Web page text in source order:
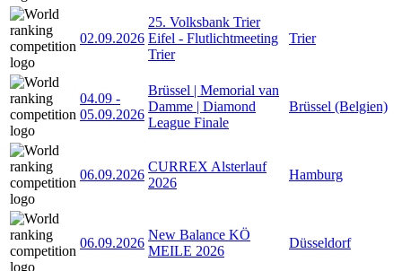
02.09.2026
25. Volksbank Trier
Eifel - Flutlichtmeeting
Trier
Trier
04.09 -
05.09.2026
Brüssel | Memorial van
Damme | Diamond
League Finale
Brüssel (Belgien)
06.09.2026
CURREX Alsterlauf
2026
Hamburg
06.09.2026
New Balance KÖ
MEILE 2026
Düsseldorf